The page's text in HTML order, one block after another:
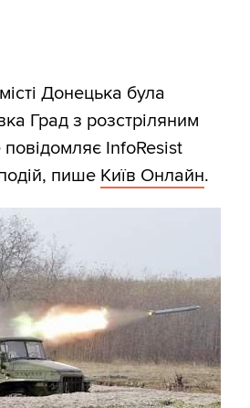
Донецька була
Град з розстріляним
InfoResist
пише Київ Онлайн.